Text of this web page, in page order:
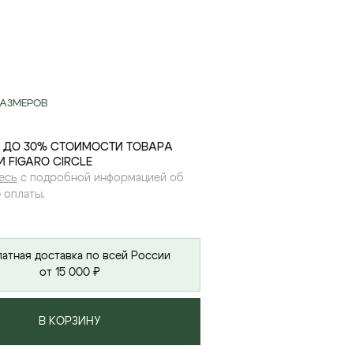
ДО 30% СТОИМОСТИ ТОВАРА
CIRCLE
с подробной информацией об
оплаты.
доставка по всей России
от 15 000 ₽
В КОРЗИНУ